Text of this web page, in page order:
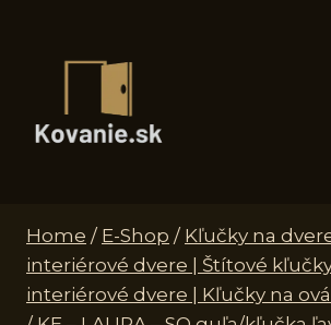
Home / E-Shop / Kľučky na
interiérové dvere | Štítové
interiérové dvere | Kľučky na